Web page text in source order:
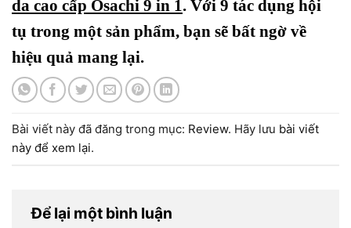
da cao cấp Osachi 9 in 1. Với 9 tác dụng hội
tụ trong một sản phẩm, bạn sẽ bất ngờ về
hiệu quả mang lại.
Bài viết này đã đăng trong mục: Review. Hãy lưu bài viết
này để xem lại.
Để lại một bình luận